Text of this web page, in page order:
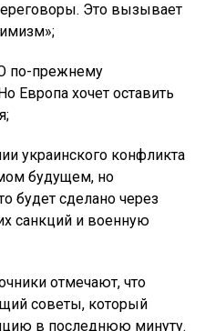
Это вызывает
по-прежнему
Европа хочет оставить
украинского конфликта
будущем, но
будет сделано через
санкций и военную
отмечают, что
советы, который
в последнюю минуту.